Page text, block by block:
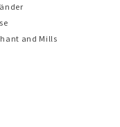
and Mills